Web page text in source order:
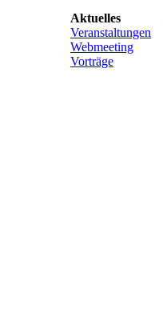
Aktuelles
Veranstaltungen
Webmeeting
Vorträge